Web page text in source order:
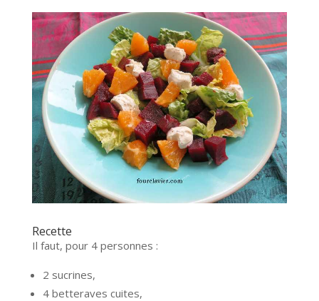
Recette
Il faut, pour 4 personnes :
2 sucrines,
4 betteraves cuites,